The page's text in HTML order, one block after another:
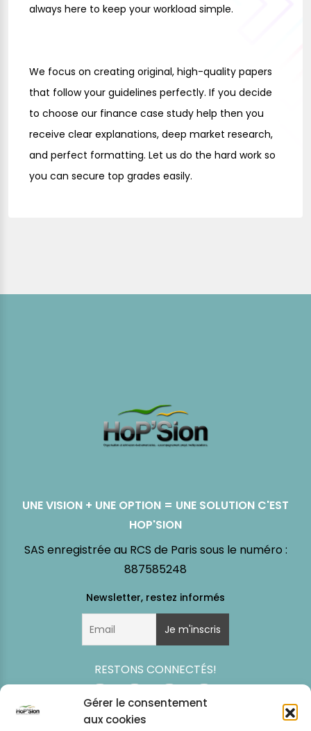
Gérer le consentement
aux cookies
always here to keep your workload simple.
We focus on creating original, high-quality papers
that follow your guidelines perfectly. If you decide
to choose our finance case study help then you
receive clear explanations, deep market research,
and perfect formatting. Let us do the hard work so
you can secure top grades easily.
UNE VISION + UNE OPTION = UNE SOLUTION C'EST
HOP'SION
SAS enregistrée au RCS de Paris sous le numéro :
887585248
RESTONS CONNECTÉS!